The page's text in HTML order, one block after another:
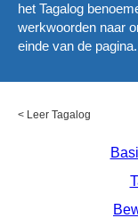
het Tagalog
werkwoorden naar
einde van de pagina.
< Leer Tagalog